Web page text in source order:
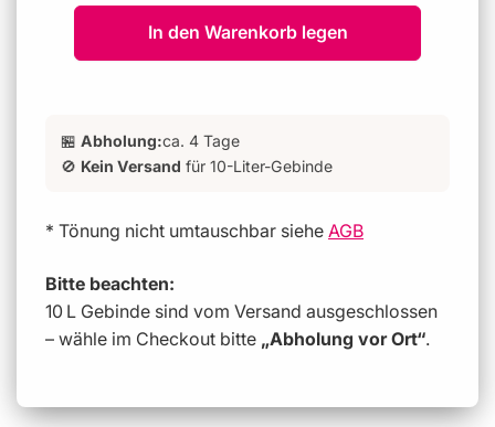
Menge
für
176
die
Menge
für
Mid™
176
In den Warenkorb legen
🏪 Abholung:ca. 4 Tage
🚫 Kein Versand für 10-Liter-Gebinde
* Tönung nicht umtauschbar siehe AGB
Bitte beachten:
10 L Gebinde sind vom Versand ausgeschlossen
– wähle im Checkout bitte „Abholung vor Ort“.